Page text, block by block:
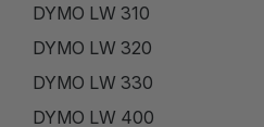
DYMO LW 310
DYMO LW 320
DYMO LW 330
DYMO LW 400